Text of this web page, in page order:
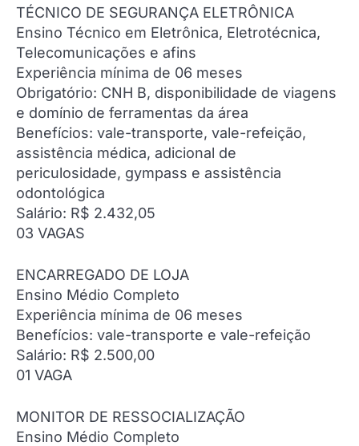
TÉCNICO DE SEGURANÇA ELETRÔNICA
Ensino Técnico em Eletrônica, Eletrotécnica,
Telecomunicações e afins
Experiência mínima de 06 meses
Obrigatório: CNH B, disponibilidade de viagens
e domínio de ferramentas da área
Benefícios: vale-transporte, vale-refeição,
assistência médica, adicional de
periculosidade, gympass e assistência
odontológica
Salário: R$ 2.432,05
03 VAGAS
ENCARREGADO DE LOJA
Ensino Médio Completo
Experiência mínima de 06 meses
Benefícios: vale-transporte e vale-refeição
Salário: R$ 2.500,00
01 VAGA
MONITOR DE RESSOCIALIZAÇÃO
Ensino Médio Completo